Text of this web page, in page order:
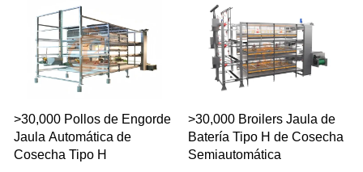
4. Su estructura es fusión
inteligente artificial Vcloud,
gabinete de control eléctrico,
equipo automático de bebida,
alimentación, limpieza de
estiércol, cosecha manual.
5. Nuestra recepción en línea
24 horas, el número de
What’sApp es
+8618830120193
4. Su estructura es fusión
inteligente artificial Vcloud,
armario de control eléctrico,
equipo automático de bebida,
alimentación, limpieza de
estiércol, cosecha manual.
5. Nuestra recepción en línea
24 horas es el número de
What’sApp: +86
18830120193.
>30,000 Pollos de Engorde
Jaula Automática de
Cosecha Tipo H
>30,000 Broilers Jaula de
Batería Tipo H de Cosecha
Semiautomática